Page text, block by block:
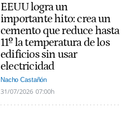
EEUU logra un
importante hito: crea un
cemento que reduce hasta
11º la temperatura de los
edificios sin usar
electricidad
Nacho Castañón
31/07/2026 07:00h